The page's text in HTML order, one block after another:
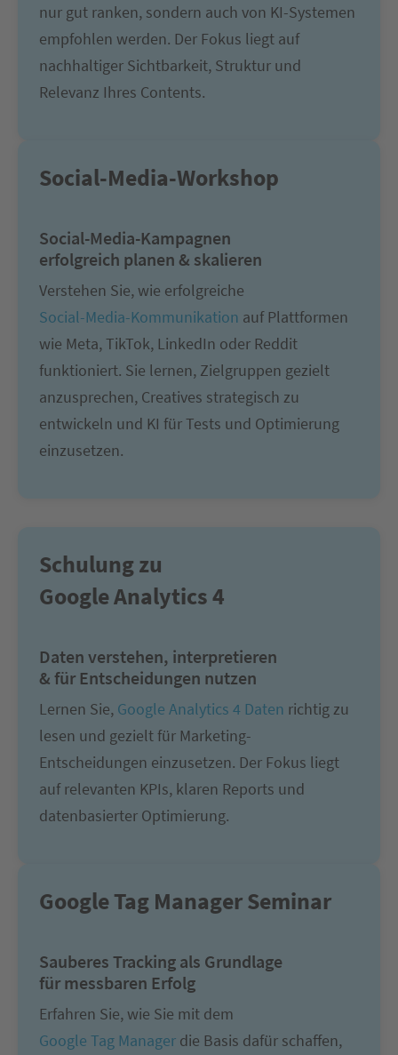
nur gut ranken, sondern auch von KI-Systemen
empfohlen werden. Der Fokus liegt auf
nachhaltiger Sichtbarkeit, Struktur und
Relevanz Ihres Contents.
Social-Media-Workshop
Social-Media-Kampagnen
erfolgreich planen & skalieren
Verstehen Sie, wie erfolgreiche
Social-Media-Kommunikation auf Plattformen
wie Meta, TikTok, LinkedIn oder Reddit
funktioniert. Sie lernen, Zielgruppen gezielt
anzusprechen, Creatives strategisch zu
entwickeln und KI für Tests und Optimierung
einzusetzen.
Schulung zu
Google Analytics 4
Daten verstehen, interpretieren
& für Entscheidungen nutzen
Lernen Sie, Google Analytics 4 Daten richtig zu
lesen und gezielt für Marketing-
Entscheidungen einzusetzen. Der Fokus liegt
auf relevanten KPIs, klaren Reports und
datenbasierter Optimierung.
Google Tag Manager Seminar
Sauberes Tracking als Grundlage
für messbaren Erfolg
Erfahren Sie, wie Sie mit dem
Google Tag Manager die Basis dafür schaffen,